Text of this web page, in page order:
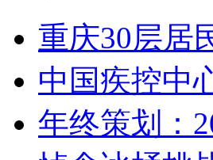
重庆30层
中国疾控中
年终策划：